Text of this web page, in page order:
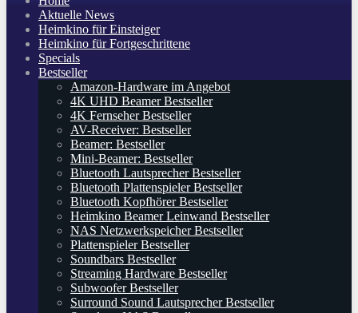
Aktuelle News
Heimkino für Einsteiger
Heimkino für Fortgeschrittene
Specials
Bestseller
Amazon-Hardware im Angebot
4K UHD Beamer Bestseller
4K Fernseher Bestseller
AV-Receiver: Bestseller
Beamer: Bestseller
Mini-Beamer: Bestseller
Bluetooth Lautsprecher Bestseller
Bluetooth Plattenspieler Bestseller
Bluetooth Kopfhörer Bestseller
Heimkino Beamer Leinwand Bestseller
NAS Netzwerkspeicher Bestseller
Plattenspieler Bestseller
Soundbars Bestseller
Streaming Hardware Bestseller
Subwoofer Bestseller
Surround Sound Lautsprecher Bestseller